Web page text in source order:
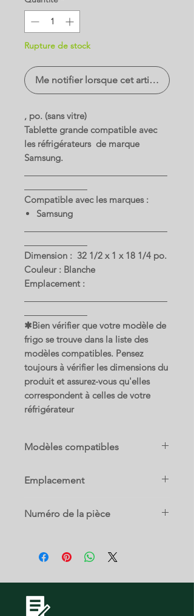
Rupture de stock
Me notifier lorsque cet article est
, po. (sans vitre)
Tablette grande compatible avec
les réfrigérateurs de marque
Samsung.
Compatible avec les marques :
Samsung
Dimension : 32 1/2 x 1 x 18 1/4 po.
Couleur : Blanche
Emplacement :
✱Bien vérifier que votre modèle de
frigo se trouve dans la liste des
modèles compatibles. Pensez
toujours à vérifier les dimensions du
produit et assurez-vous qu'elles
correspondent à celles de votre
réfrigérateur
Modèles compatibles
RF28HDEDTSR
RF28HMEDBSR
RF28HMEDBWW
RF4287HABP
RF4287HABPXAA
RF4287HAPN
RF4287HAPN/XAA
Emplacement
Numéro de la pièce